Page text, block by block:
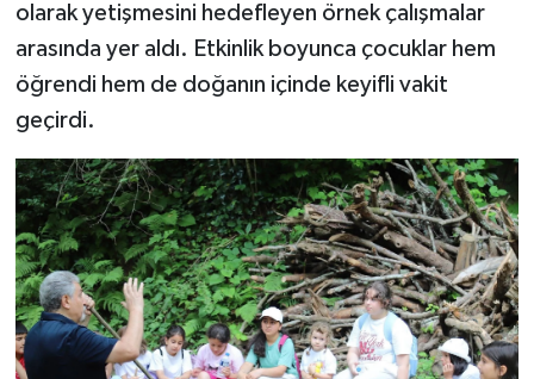
olarak yetişmesini hedefleyen örnek çalışmalar
arasında yer aldı. Etkinlik boyunca çocuklar hem
öğrendi hem de doğanın içinde keyifli vakit
geçirdi.